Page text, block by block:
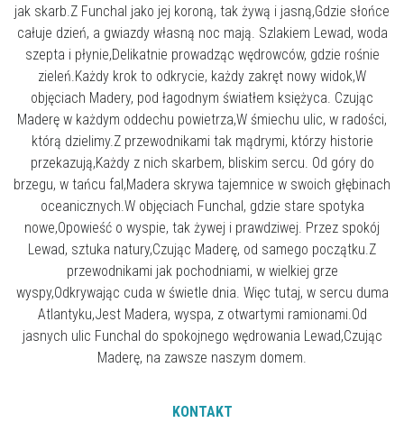
jak skarb.Z Funchal jako jej koroną, tak żywą i jasną,Gdzie słońce
całuje dzień, a gwiazdy własną noc mają. Szlakiem Lewad, woda
szepta i płynie,Delikatnie prowadząc wędrowców, gdzie rośnie
zieleń.Każdy krok to odkrycie, każdy zakręt nowy widok,W
objęciach Madery, pod łagodnym światłem księżyca. Czując
Maderę w każdym oddechu powietrza,W śmiechu ulic, w radości,
którą dzielimy.Z przewodnikami tak mądrymi, którzy historie
przekazują,Każdy z nich skarbem, bliskim sercu. Od góry do
brzegu, w tańcu fal,Madera skrywa tajemnice w swoich głębinach
oceanicznych.W objęciach Funchal, gdzie stare spotyka
nowe,Opowieść o wyspie, tak żywej i prawdziwej. Przez spokój
Lewad, sztuka natury,Czując Maderę, od samego początku.Z
przewodnikami jak pochodniami, w wielkiej grze
wyspy,Odkrywając cuda w świetle dnia. Więc tutaj, w sercu duma
Atlantyku,Jest Madera, wyspa, z otwartymi ramionami.Od
jasnych ulic Funchal do spokojnego wędrowania Lewad,Czując
Maderę, na zawsze naszym domem.
KONTAKT